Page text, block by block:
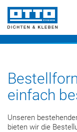
einfach
Unseren
bieten wir die